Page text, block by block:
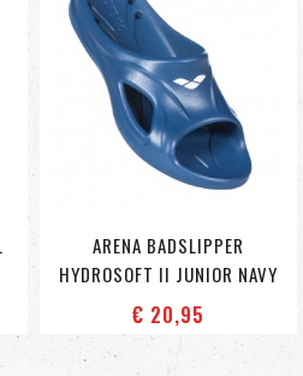
ARENA BADSLIPPER
HYDROSOFT II JUNIOR NAVY
€ 20,95